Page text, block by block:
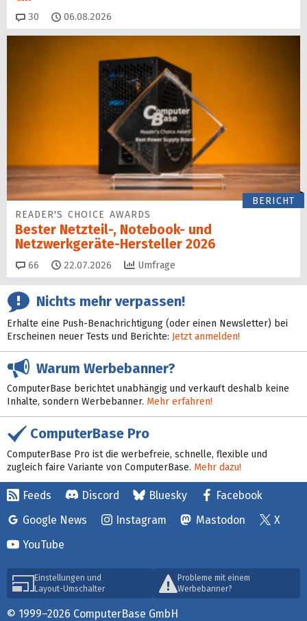
30 Kommentare
06.08.2026
BERICHT
READER'S CHOICE AWARDS
Bester Netzteil-, Notebook- und
Netzwerkgeräte-Hersteller 2026
66 Kommentare
22.07.2026 Umfrage
Nichts mehr verpassen!
Erhalte eine Push-Benachrichtigung (oder einen Newsletter) bei
Erscheinen neuer Tests und Berichte: Jetzt anmelden!
Warum Werbebanner?
ComputerBase berichtet unabhängig und verkauft deshalb keine
Inhalte, sondern Werbebanner. Mehr erfahren!
ComputerBase Pro
ComputerBase Pro ist die werbefreie, schnelle, flexible und
zugleich faire Variante von ComputerBase. Mehr dazu!
Feeds Discord Bluesky
Facebook
Google News
Instagram Mastodon
X
YouTube
Einstellungen und
Layout-Umschalter
Probleme mit einem
Werbebanner?
© 1999–2026 ComputerBase GmbH